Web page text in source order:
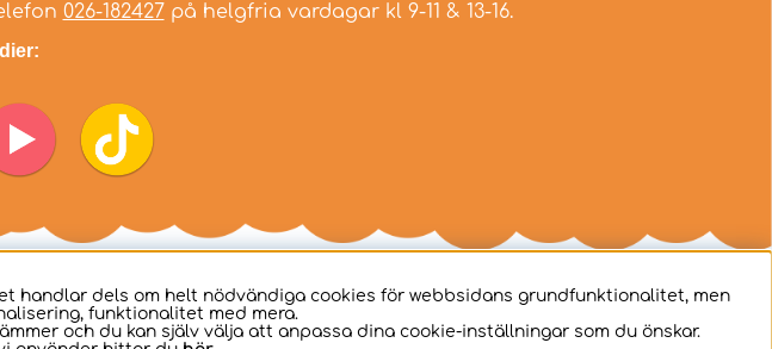
026-182427på helgfria vardagar kl 9-11 & 13-16.
handlar dels om helt nödvändiga cookies för webbsidans grundfunktionalitet, men
funktionalitet med mera.
och du kan själv välja att anpassa dina cookie-inställningar som du önskar.